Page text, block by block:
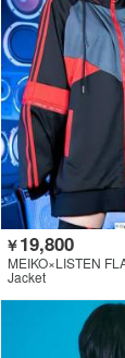
￥19,800
MEIKO×LISTEN
Jacket